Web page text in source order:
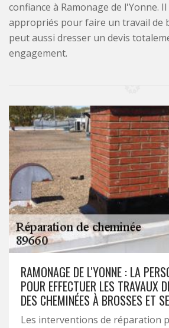
confiance à Ramonage de l'Yonne.
appropriés pour faire un travail de
peut aussi dresser un devis
engagement.
RAMONAGE DE L'YONNE : LA
POUR EFFECTUER LES TRAVAUX
DES CHEMINÉES À BROSSES ET
Les interventions de réparation